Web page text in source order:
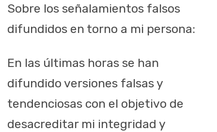
Sobre los señalamientos falsos
difundidos en torno a mi persona:
En las últimas horas se han
difundido versiones falsas y
tendenciosas con el objetivo de
desacreditar mi integridad y